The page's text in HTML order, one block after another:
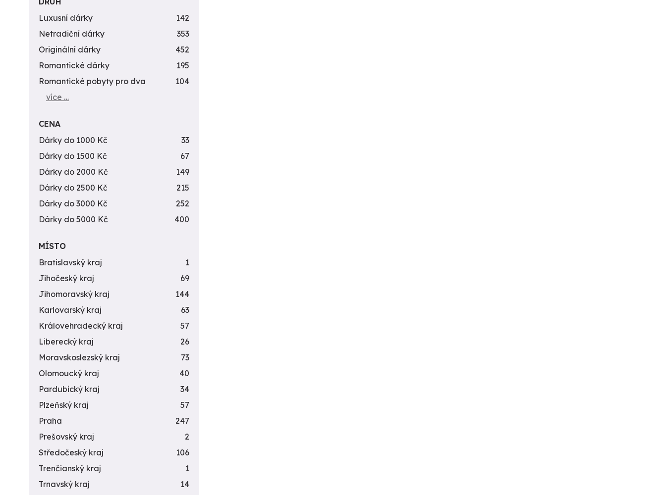
Luxusní dárky
142
Netradiční dárky
353
Originální dárky
452
Romantické dárky
195
Romantické pobyty pro dva
104
více …
CENA
Dárky do 1000 Kč
33
Dárky do 1500 Kč
67
Dárky do 2000 Kč
149
Dárky do 2500 Kč
215
Dárky do 3000 Kč
252
Dárky do 5000 Kč
400
MÍSTO
Bratislavský kraj
1
Jihočeský kraj
69
Jihomoravský kraj
144
Karlovarský kraj
63
Královehradecký kraj
57
Liberecký kraj
26
Moravskoslezský kraj
73
Olomoucký kraj
40
Pardubický kraj
34
Plzeňský kraj
57
Praha
247
Prešovský kraj
2
Středočeský kraj
106
Trenčianský kraj
1
Trnavský kraj
14